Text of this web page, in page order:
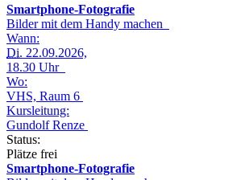
Smartphone-Fotografie
Bilder mit dem Handy machen
Wann:
Di. 22.09.2026,
18.30 Uhr
Wo:
VHS, Raum 6
Kursleitung:
Gundolf Renze
Status:
Plätze frei
Smartphone-Fotografie